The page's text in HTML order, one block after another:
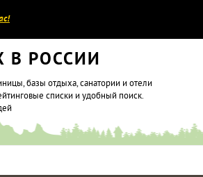
В РОССИИ
базы отдыха, санатории и отели
списки и удобный поиск.